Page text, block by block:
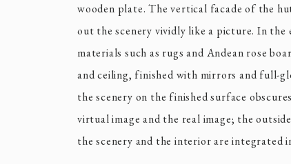
wooden plate. The vertical facade of the
out the scenery vividly like a picture. In the
materials such as rugs and Andean rose
and ceiling, finished with mirrors and full-
the scenery on the finished surface
virtual image and the real image; the
the scenery and the interior are integrated